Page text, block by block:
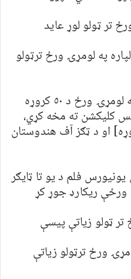
تر ټولو لوړ عاید
په لومړۍ ورځ ترټولو
د وایې ار ایف دریم فلم به په لومړۍ ورځ د ٥٠ کروړه
کلیکشن ته مخه کړي،
له جګړې [٥٣.٣٥ کروړه] او د ټګز آف هندوستان
فلم د یو تا ټایګر
ریکارډ جوړ کړ
ټولو زیاتې پیسې
ورځ ترټولو زیاتې